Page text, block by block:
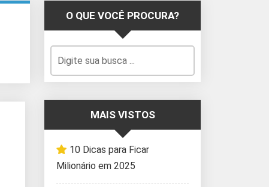
O QUE VOCÊ PROCURA?
MAIS VISTOS
10 Dicas para Ficar
Milionário em 2025